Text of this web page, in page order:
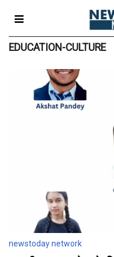
EDUCATION-CULTURE
newstoday network